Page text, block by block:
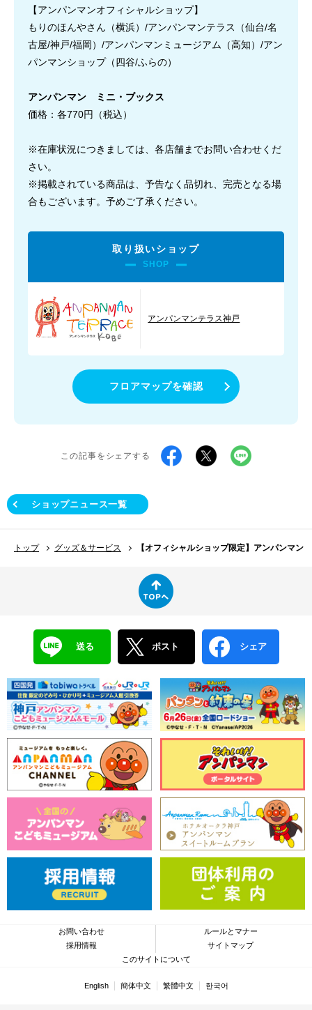
【アンパンマンオフィシャルショップ】
もりのほんやさん（横浜）/アンパンマンテラス（仙台/名
古屋/神戸/福岡）/アンパンマンミュージアム（高知）/アン
パンマンショップ（四谷/ふらの）
アンパンマン ミニ・ブックス
価格：各770円（税込）
※在庫状況につきましては、各店舗までお問い合わせくだ
さい。
※掲載されている商品は、予告なく品切れ、 完売となる場
合もございます。予めご了承ください。
取り扱いショップ
SHOP
アンパンマンテラス神戸
フロアマップを確認
この記事をシェアする
ショップニュース一覧
トップ グッズ＆サービス 【オフィシャルショップ限定】アンパンマ
送る ポスト シェア
お問い合わせ
ルールとマナー
採用情報
サイトマップ
このサイトについて
English 簡体中文 繁體中文 한국어